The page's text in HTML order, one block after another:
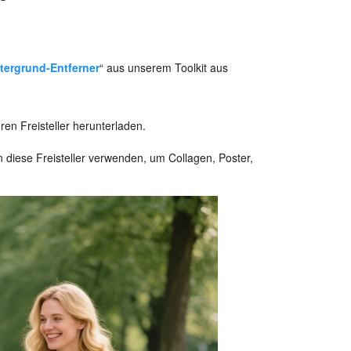
Entferner“ aus unserem Toolkit aus
Freisteller herunterladen.
Freisteller verwenden, um Collagen, Poster,